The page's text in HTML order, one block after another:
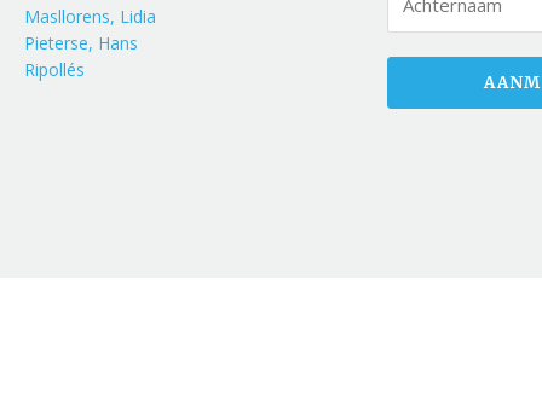
Masllorens, Lidia
Pieterse, Hans
Ripollés